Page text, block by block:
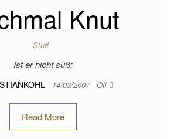
Knut
Stuff
Ist er nicht süß:
14/03/2007 Off
Read More